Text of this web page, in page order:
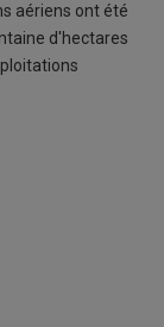
aériens ont été
d'hectares